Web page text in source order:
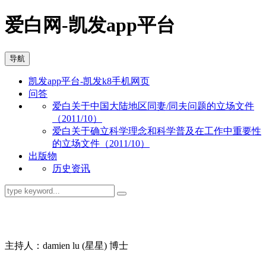
爱白网-凯发app平台
导航
凯发app平台-凯发k8手机网页
问答
爱白关于中国大陆地区同妻/同夫问题的立场文件
（2011/10）
爱白关于确立科学理念和科学普及在工作中重要性
的立场文件（2011/10）
出版物
历史资讯
主持人：damien lu (星星) 博士